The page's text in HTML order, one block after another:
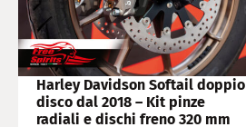
Harley Davidson Softail doppio
disco dal 2018 – Kit pinze
radiali e dischi freno 320 mm